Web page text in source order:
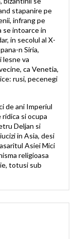
stapanire pe
infrang pe
se intoarce in
in secolul al X-
n Siria,
lesne va
ca Venetia,
rusi, pecenegi
de ani Imperiul
si ocupa
Deljan si
in Asia, desi
Asiei Mici
religioasa
totusi sub